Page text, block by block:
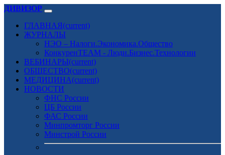
ДИВИЗОР
ГЛАВНАЯ(current)
ЖУРНАЛЫ
НЭО – Налоги.Экономика.Общество
КонкуренTEAM - Люди.Бизнес.Технологии
ВЕБИНАРЫ(current)
ОБЩЕСТВО(current)
МЕДИЦИНА(current)
НОВОСТИ
ФНС России
ЦБ России
ФАС России
Минпромторг России
Минстрой России